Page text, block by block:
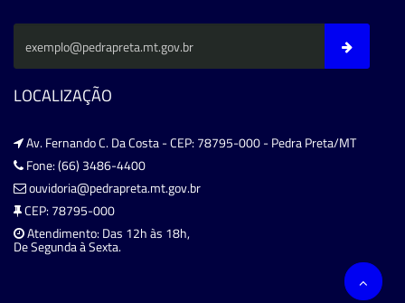
LOCALIZAÇÃO
Av. Fernando C. Da Costa - CEP: 78795-000 - Pedra Preta/MT
Fone: (66) 3486-4400
ouvidoria@pedrapreta.mt.gov.br
CEP: 78795-000
Atendimento: Das 12h às 18h,
De Segunda à Sexta.